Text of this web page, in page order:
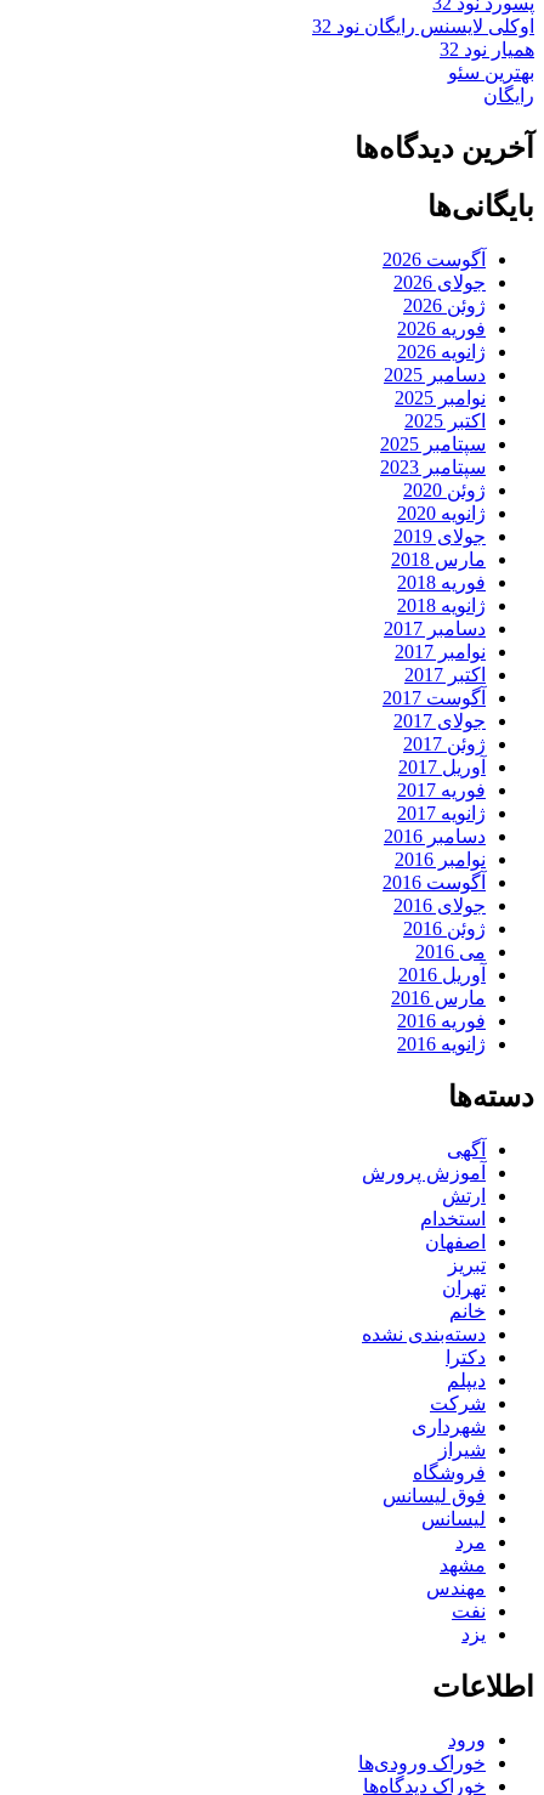
اوکلی لایسنس رایگان نود 32
همیار نود 32
بهترین سئو
رایگان
آخرین دیدگاه‌ها
بایگانی‌ها
آگوست 2026
جولای 2026
ژوئن 2026
فوریه 2026
ژانویه 2026
دسامبر 2025
نوامبر 2025
اکتبر 2025
سپتامبر 2025
سپتامبر 2023
ژوئن 2020
ژانویه 2020
جولای 2019
مارس 2018
فوریه 2018
ژانویه 2018
دسامبر 2017
نوامبر 2017
اکتبر 2017
آگوست 2017
جولای 2017
ژوئن 2017
آوریل 2017
فوریه 2017
ژانویه 2017
دسامبر 2016
نوامبر 2016
آگوست 2016
جولای 2016
ژوئن 2016
می 2016
آوریل 2016
مارس 2016
فوریه 2016
ژانویه 2016
دسته‌ها
آگهی
آموزش پرورش
ارتش
استخدام
اصفهان
تبریز
تهران
خانم
دسته‌بندی نشده
دکترا
دیپلم
شرکت
شهرداری
شیراز
فروشگاه
فوق لیسانس
لیسانس
مرد
مشهد
مهندس
نفت
یزد
اطلاعات
ورود
خوراک ورودی‌ها
خوراک دیدگاه‌ها